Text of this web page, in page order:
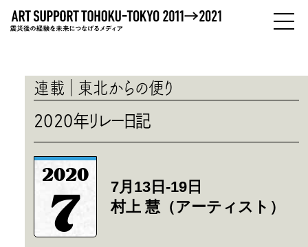
ひとびと
ABOUT
わたしたちについて
連載
東北からの便り
2020年リレー日記
2020
7
7月13日-19日
村上 慧（アーティスト）